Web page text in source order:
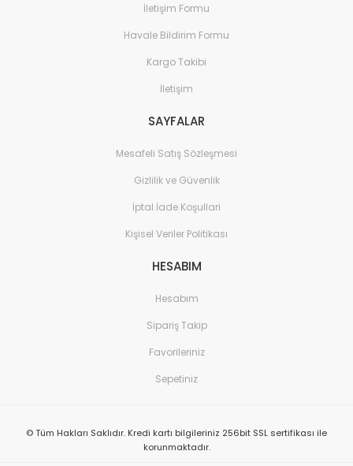
İletişim Formu
Havale Bildirim Formu
Kargo Takibi
İletişim
SAYFALAR
Mesafeli Satış Sözleşmesi
Gizlilik ve Güvenlik
İptal İade Koşullari
Kişisel Veriler Politikası
HESABIM
Hesabım
Sipariş Takip
Favorileriniz
Sepetiniz
© Tüm Hakları Saklıdır. Kredi kartı bilgileriniz 256bit SSL sertifikası ile
korunmaktadır.